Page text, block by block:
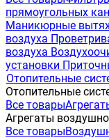
прямоугольных
Маникюрные
воздуха
воздуха
установки
Отопительные
Отопительные
Все товары
Агрегаты
Все товары